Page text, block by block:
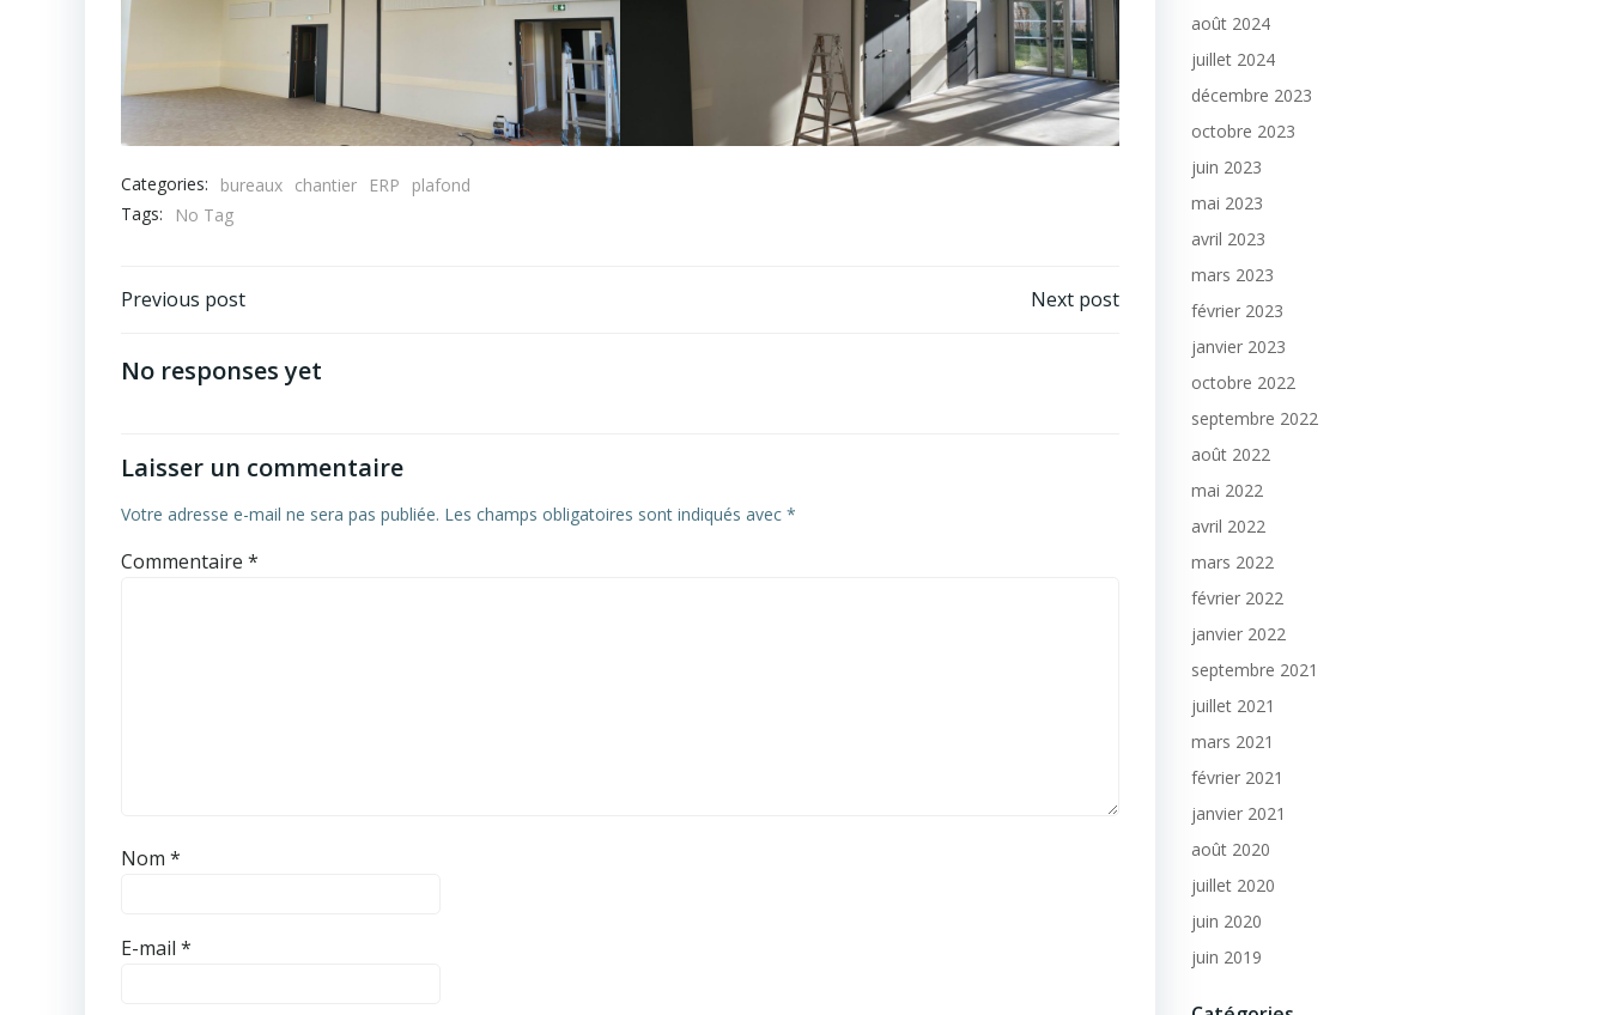
Categories: bureaux chantier ERP
plafond
Tags:
No Tag
Navigation
de
Previous post Next post
No responses yet
Laisser un commentaire
Votre adresse e-mail ne sera pas publiée. Les champs obligatoires sont indiqués avec *
Commentaire *
Nom *
E-mail *
août 2024
juillet 2024
décembre 2023
octobre 2023
juin 2023
mai 2023
avril 2023
mars 2023
février 2023
janvier 2023
octobre 2022
septembre 2022
août 2022
mai 2022
avril 2022
mars 2022
février 2022
janvier 2022
septembre 2021
juillet 2021
mars 2021
février 2021
janvier 2021
août 2020
juillet 2020
juin 2020
juin 2019